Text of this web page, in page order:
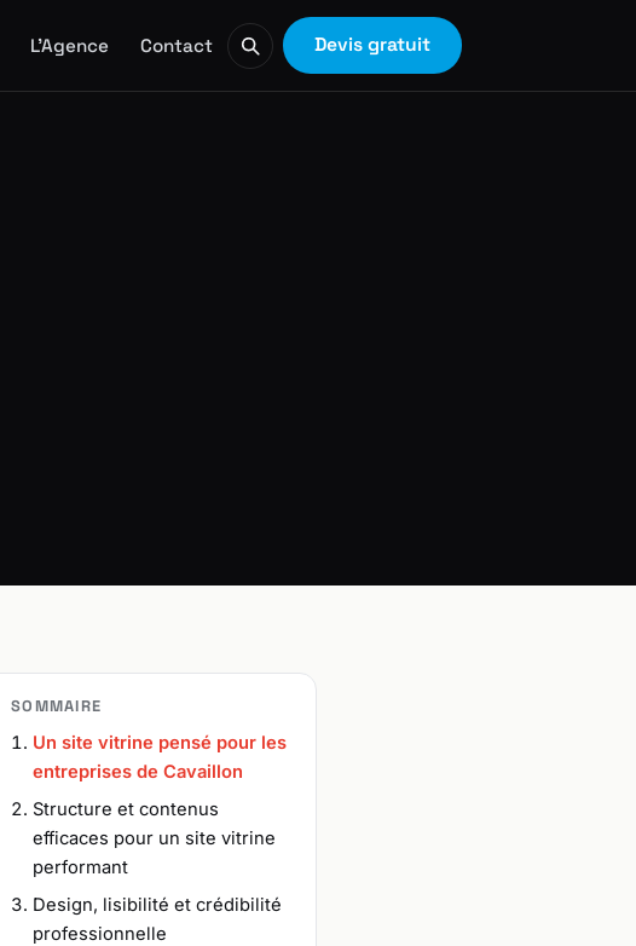
L'Agence Contact Devis gratuit
SOMMAIRE
Un site vitrine pensé pour les
entreprises de Cavaillon
Structure et contenus
efficaces pour un site vitrine
performant
Design, lisibilité et crédibilité
professionnelle